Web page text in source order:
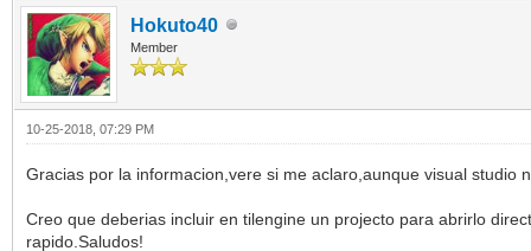
Hokuto40
Member
10-25-2018, 07:29 PM
Gracias por la informacion,vere si me aclaro,aunque visual studio
Creo que deberias incluir en tilengine un projecto para abrirlo
rapido.Saludos!